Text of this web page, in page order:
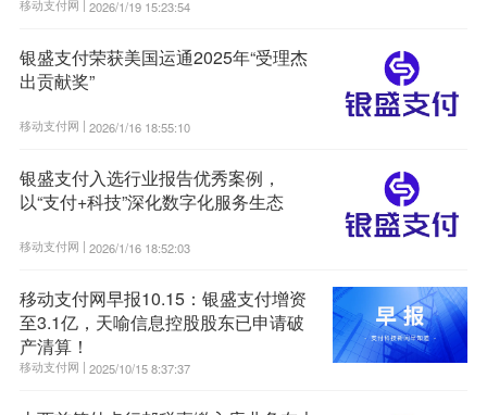
移动支付网 | 2026/1/19 15:23:54
银盛支付荣获美国运通2025年“受理杰
出贡献奖”
移动支付网 | 2026/1/16 18:55:10
银盛支付入选行业报告优秀案例，
以“支付+科技”深化数字化服务生态
移动支付网 | 2026/1/16 18:52:03
移动支付网早报10.15：银盛支付增资
至3.1亿，天喻信息控股股东已申请破
产清算！
移动支付网 | 2025/10/15 8:37:37